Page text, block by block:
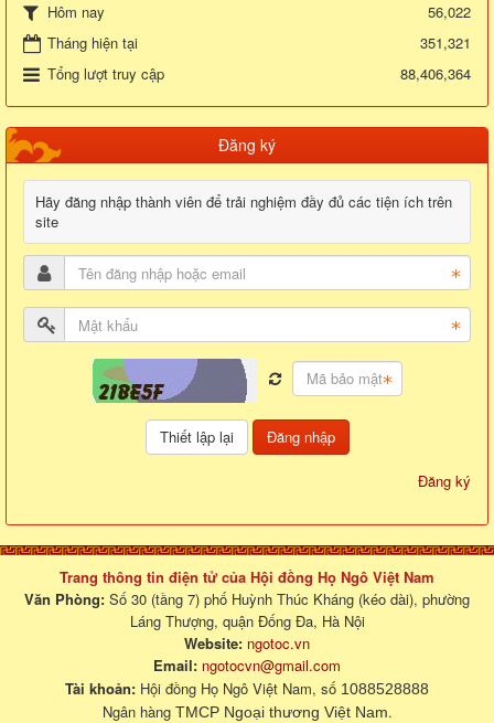
Hôm nay
56,022
Tháng hiện tại
351,321
Tổng lượt truy cập
88,406,364
Đăng ký
Hãy đăng nhập thành viên để trải nghiệm đầy đủ các tiện ích trên
site
Đăng nhập
Đăng ký
Trang thông tin điện tử của Hội đồng Họ Ngô Việt Nam
Văn Phòng: Số 30 (tầng 7) phố Huỳnh Thúc Kháng (kéo dài), phường
Láng Thượng, quận Đống Đa, Hà Nội
Website: ngotoc.vn
Email: ngotocvn@gmail.com
Tài khoản: Hội đồng Họ Ngô Việt Nam, số 1088528888
Ngân hàng TMCP Ngoại thương Việt Nam.